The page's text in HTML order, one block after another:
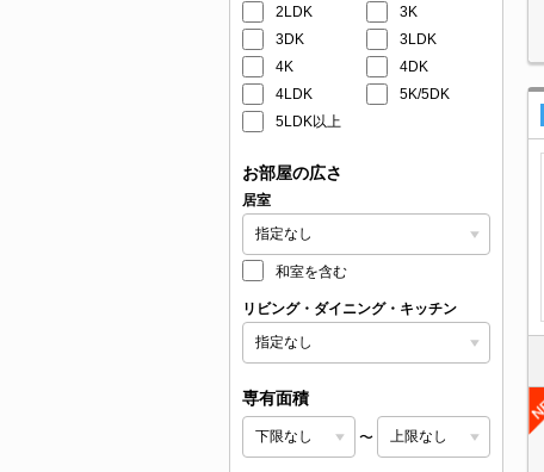
2LDK
3K
3DK
3LDK
4K
4DK
4LDK
5K/5DK
5LDK以上
お部屋の広さ
居室
和室を含む
リビング・ダイニング・キッチン
専有面積
〜